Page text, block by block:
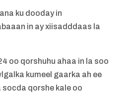
ku dooday in
in ay xiisadddaas la
oo qorshuhu ahaa in la soo
kumeel gaarka ah ee
socda qorshe kale oo